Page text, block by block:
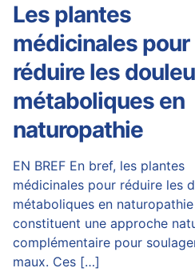
Les plantes
médicinales pour
réduire les
métaboliques en
naturopathie
EN BREF En bref, les plantes
médicinales pour réduire les
métaboliques en naturopathie
constituent une approche
complémentaire pour
maux. Ces[…]